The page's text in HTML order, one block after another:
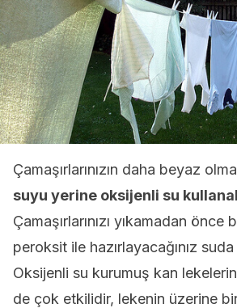
Çamaşırlarınızın daha beyaz
suyu yerine oksijenli su
Çamaşırlarınızı yıkamadan önce
peroksit ile hazırlayacağınız
Oksijenli su kurumuş kan
de çok etkilidir, lekenin üzerine